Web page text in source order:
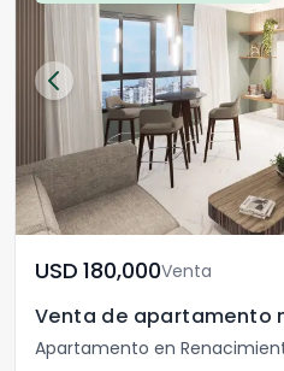
USD	180,000Venta
Apartamento en